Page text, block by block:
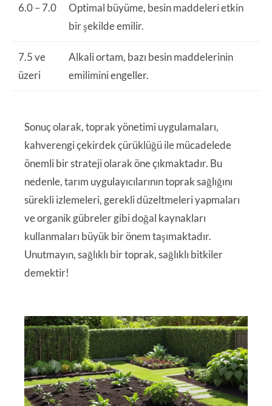
6.0 – 7.0
Optimal büyüme, besin maddeleri etkin
bir şekilde emilir.
7.5 ve
üzeri
Alkali ortam, bazı besin maddelerinin
emilimini engeller.
Sonuç olarak, toprak yönetimi uygulamaları,
kahverengi çekirdek çürüklüğü ile mücadelede
önemli bir strateji olarak öne çıkmaktadır. Bu
nedenle, tarım uygulayıcılarının toprak sağlığını
sürekli izlemeleri, gerekli düzeltmeleri yapmaları
ve organik gübreler gibi doğal kaynakları
kullanmaları büyük bir önem taşımaktadır.
Unutmayın, sağlıklı bir toprak, sağlıklı bitkiler
demektir!